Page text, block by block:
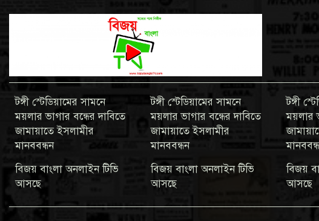
টঙ্গী স্টেডিয়ামের সামনে
ময়লার ভাগার বন্ধের দাবিতে
জামায়াতে ইসলামীর
মানববন্ধন
বিজয় বাংলা অনলাইন টিভি
আসছে
টঙ্গী স্টেডিয়ামের সামনে
ময়লার ভাগার বন্ধের দাবিতে
জামায়াতে ইসলামীর
মানববন্ধন
বিজয় বাংলা অনলাইন টিভি
আসছে
টঙ্গী
ময়লার
বিজয়
আসছে